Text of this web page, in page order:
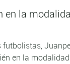
la
en la